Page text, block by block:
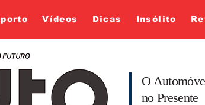
Vídeos Dicas Insólito
O
no Presente